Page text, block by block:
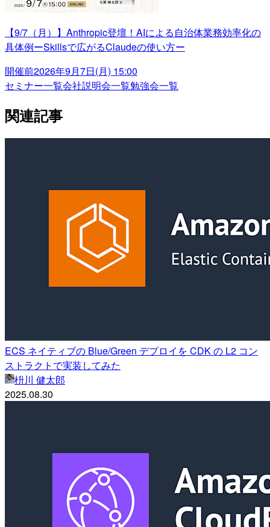
【9/7（月）】Anthropic登壇！AIによる自治体業務効率化の
具体例ーSkillsで広がるClaudeの使い方ー
開催前2026年9月7日(月) 15:00
セミナー一覧会社説明会一覧勉強会一覧
関連記事
ECS ネイティブの Blue/Green デプロイを CDK の L2 コン
ストラクトで実装してみた
枡川 健太郎
2025.08.30